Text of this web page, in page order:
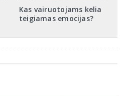
Kas vairuotojams kelia
teigiamas emocijas?